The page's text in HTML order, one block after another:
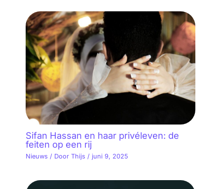
Sifan Hassan en haar privéleven: de
feiten op een rij
Nieuws / Door Thijs / juni 9, 2025